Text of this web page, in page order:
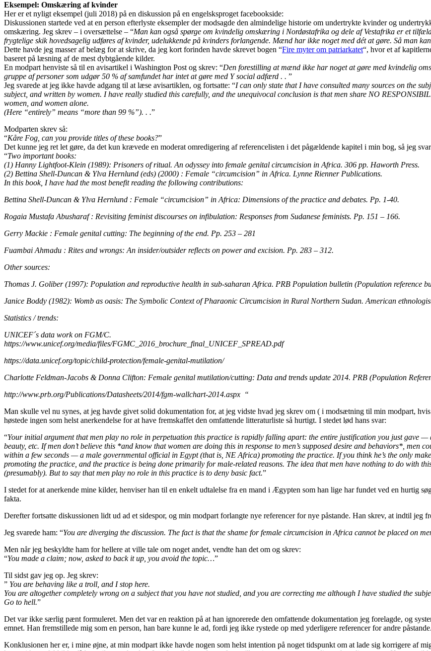
Eksempel: Omskæring af kvinder
Her er et nyligt eksempel (juli 2018) på en diskussion på en engelsksproget facebookside:
Diskussionen startede ved at en person efterlyste eksempler der modsagde den almindelige historie om undertrykte kvinder og
omskæring. Jeg skrev – i oversættelse – “Man kan også spørge om kvindelig omskæring i Nordøstafrika og dele af Vestafrika er et
frygtelige skik hovedsagelig udføres af kvinder, udelukkende på kvinders forlangende. Mænd har ikke noget med dét at gøre. Så man
Dette havde jeg masser af belæg for at skrive, da jeg kort forinden havde skrevet bogen “Fire myter om patriarkatet“, hvor et af
baseret på læsning af de mest dybtgående kilder.
En modpart henviste så til en avisartikel i Washington Post og skrev: “Den forestilling at mænd ikke har noget at gøre med kvindelig
gruppe af personer som udgør 50 % af samfundet har intet at gøre med Y social adfærd . . ”
Jeg svarede at jeg ikke havde adgang til at læse avisartiklen, og fortsatte: “I can only state that I have consulted many sources on the
subject, and written by women. I have really studied this carefully, and the unequivocal conclusion is that men share NO
women, and women alone.
(Here “entirely” means “more than 99 %”). . .”
Modparten skrev så:
“Kåre Fog, can you provide titles of these books?”
Det kunne jeg ret let gøre, da det kun krævede en moderat omredigering af referencelisten i det pågældende kapitel i min bog, så jeg
“Two important books:
(1) Hanny Lightfoot-Klein (1989): Prisoners of ritual. An odyssey into female genital circumcision in Africa. 306 pp. Haworth Press.
(2) Bettina Shell-Duncan & Ylva Hernlund (eds) (2000) : Female “circumcision” in Africa. Lynne Rienner Publications.
In this book, I have had the most benefit reading the following contributions:
Bettina Shell-Duncan & Ylva Hernlund : Female “circumcision” in Africa: Dimensions of the practice and debates. Pp. 1-40.
Rogaia Mustafa Abusharaf : Revisiting feminist discourses on infibulation: Responses from Sudanese feminists. Pp. 151 – 166.
Gerry Mackie : Female genital cutting: The beginning of the end. Pp. 253 – 281
Fuambai Ahmadu : Rites and wrongs: An insider/outsider reflects on power and excision. Pp. 283 – 312.
Other sources:
Thomas J. Goliber (1997): Population and reproductive health in sub-saharan Africa. PRB Population bulletin (Population reference
Janice Boddy (1982): Womb as oasis: The Symbolic Context of Pharaonic Circumcision in Rural Northern Sudan. American
Statistics / trends:
UNICEF´s data work on FGM/C.
https://www.unicef.org/media/files/FGMC_2016_brochure_final_UNICEF_SPREAD.pdf
https://data.unicef.org/topic/child-protection/female-genital-mutilation/
Charlotte Feldman-Jacobs & Donna Clifton: Female genital mutilation/cutting: Data and trends update 2014. PRB (Population
http://www.prb.org/Publications/Datasheets/2014/fgm-wallchart-2014.aspx “
Man skulle vel nu synes, at jeg havde givet solid dokumentation for, at jeg vidste hvad jeg skrev om ( i modsætning til min modpart,
høstede ingen som helst anerkendelse for at have fremskaffet den omfattende litteraturliste så hurtigt. I stedet lød hans svar:
“Your initial argument that men play no role in perpetuation this practice is rapidly falling apart: the entire justification you just gave
beauty, etc. If men don’t believe this *and know that women are doing this in response to men’s supposed desire and behaviors*,
within a few seconds — a male governmental official in Egypt (that is, NE Africa) promoting the practice. If you think he’s the only
promoting the practice, and the practice is being done primarily for male-related reasons. The idea that men have nothing to do with
(presumably). But to say that men play no role in this practice is to deny basic fact.”
I stedet for at anerkende mine kilder, henviser han til en enkelt udtalelse fra en mand i Ægypten som han lige har fundet ved en hurtig
fakta.
Derefter fortsatte diskussionen lidt ud ad et sidespor, og min modpart forlangte nye referencer for nye påstande. Han skrev, at indtil jeg
Jeg svarede ham: “You are diverging the discussion. The fact is that the shame for female circumcision in Africa cannot be placed on
Men når jeg beskyldte ham for hellere at ville tale om noget andet, vendte han det om og skrev:
“You made a claim; now, asked to back it up, you avoid the topic…”
Til sidst gav jeg op. Jeg skrev:
” You are behaving like a troll, and I stop here.
You are altogether completely wrong on a subject that you have not studied, and you are correcting me although I have studied the
Go to hell.”
Det var ikke særlig pænt formuleret. Men det var en reaktion på at han ignorerede den omfattende dokumentation jeg forelagde, og
emnet. Han fremstillede mig som en person, han bare kunne le ad, fordi jeg ikke rystede op med yderligere referencer for andre påstande.
Konklusionen her er, i mine øjne, at min modpart ikke havde nogen som helst intention på noget tidspunkt om at lade sig korrigere af